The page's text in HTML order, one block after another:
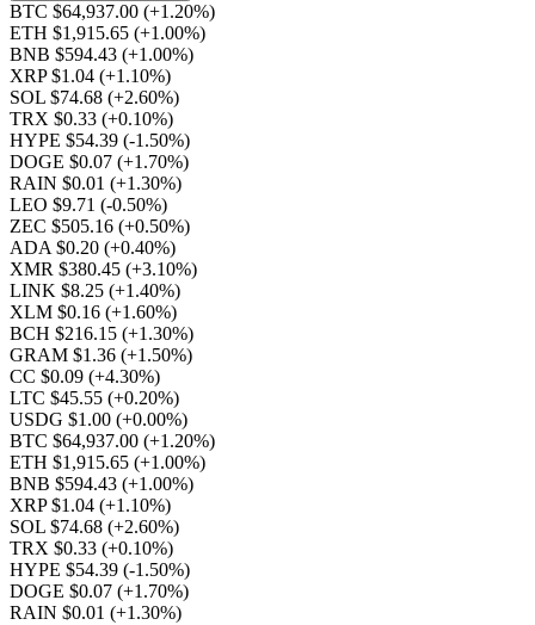
BTC $64,937.00 (+1.20%)
ETH $1,915.65 (+1.00%)
BNB $594.43 (+1.00%)
XRP $1.04 (+1.10%)
SOL $74.68 (+2.60%)
TRX $0.33 (+0.10%)
HYPE $54.39 (-1.50%)
DOGE $0.07 (+1.70%)
RAIN $0.01 (+1.30%)
LEO $9.71 (-0.50%)
ZEC $505.16 (+0.50%)
ADA $0.20 (+0.40%)
XMR $380.45 (+3.10%)
LINK $8.25 (+1.40%)
XLM $0.16 (+1.60%)
BCH $216.15 (+1.30%)
GRAM $1.36 (+1.50%)
CC $0.09 (+4.30%)
LTC $45.55 (+0.20%)
USDG $1.00 (+0.00%)
BTC $64,937.00 (+1.20%)
ETH $1,915.65 (+1.00%)
BNB $594.43 (+1.00%)
XRP $1.04 (+1.10%)
SOL $74.68 (+2.60%)
TRX $0.33 (+0.10%)
HYPE $54.39 (-1.50%)
DOGE $0.07 (+1.70%)
RAIN $0.01 (+1.30%)